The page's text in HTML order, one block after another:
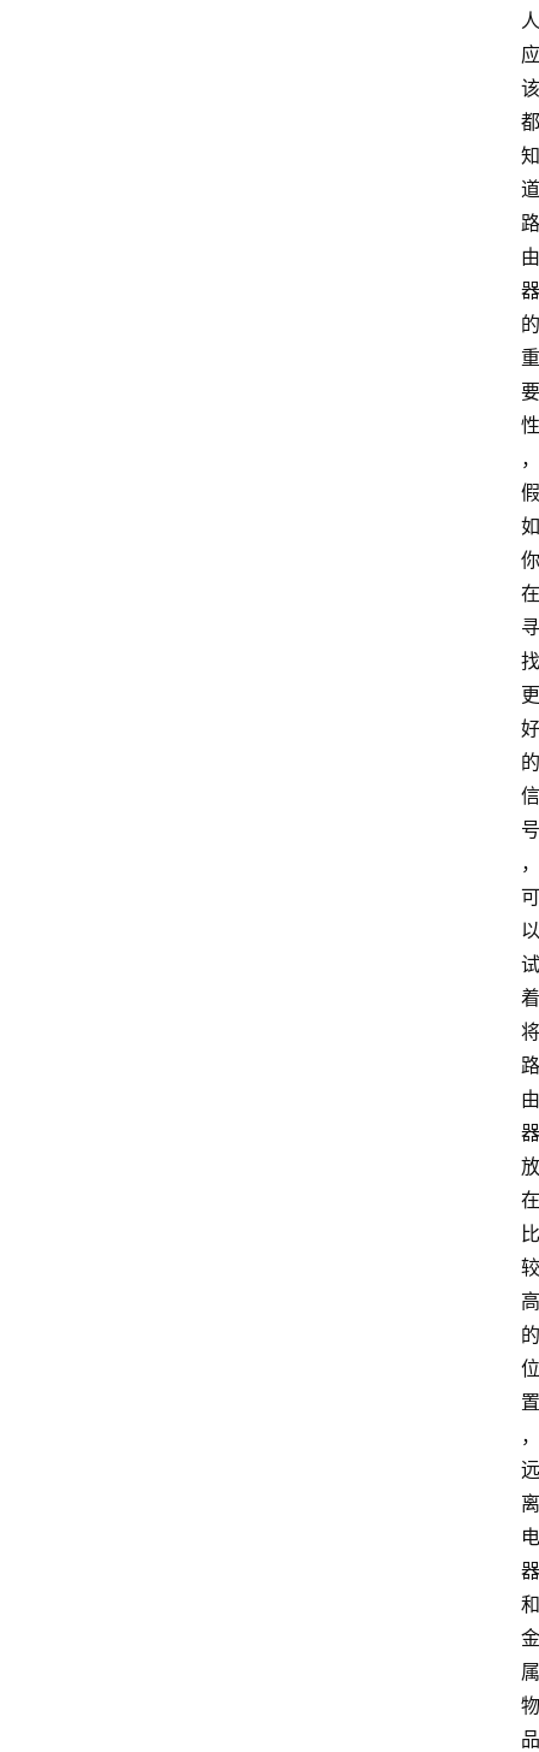
人
应
该
都
知
道
路
由
器
的
重
要
性
，
假
如
你
在
寻
找
更
好
的
信
号
，
可
以
试
着
将
路
由
器
放
在
比
较
高
的
位
置
，
远
离
电
器
和
金
属
物
品